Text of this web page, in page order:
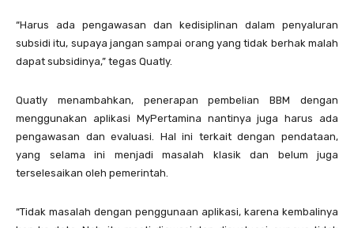
“Harus ada pengawasan dan kedisiplinan dalam penyaluran
subsidi itu, supaya jangan sampai orang yang tidak berhak malah
dapat subsidinya,” tegas Quatly.
Quatly menambahkan, penerapan pembelian BBM dengan
menggunakan aplikasi MyPertamina nantinya juga harus ada
pengawasan dan evaluasi. Hal ini terkait dengan pendataan,
yang selama ini menjadi masalah klasik dan belum juga
terselesaikan oleh pemerintah.
“Tidak masalah dengan penggunaan aplikasi, karena kembalinya